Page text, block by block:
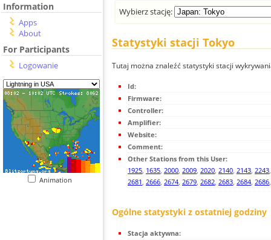
Information
Apps
About
For Participants
Logowanie
Animation
Wybierz stację:
Statystyki stacji Tokyo
Tutaj można znaleźć statystyki stacji
Id:
Firmware:
Controller:
Amplifier:
Website:
Comment:
Other Stations from this User:
1925, 1635, 2000, 2009, 2020, 2140, 2143, 2243
2681, 2666, 2674, 2679, 2682, 2683, 2684, 2686
Ogólne statystyki z ostatniej godziny
Stacja aktywna: